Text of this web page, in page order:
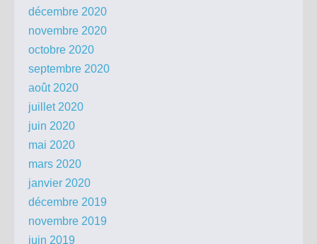
décembre 2020
novembre 2020
octobre 2020
septembre 2020
août 2020
juillet 2020
juin 2020
mai 2020
mars 2020
janvier 2020
décembre 2019
novembre 2019
juin 2019